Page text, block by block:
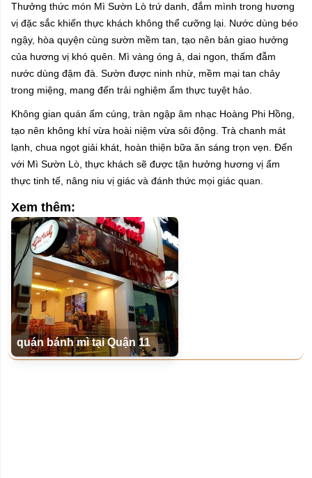
Thưởng thức món Mì Sườn Lò trứ danh, đắm mình trong hương
vị đặc sắc khiến thực khách không thể cưỡng lại. Nước dùng béo
ngậy, hòa quyện cùng sườn mềm tan, tạo nên bản giao hưởng
của hương vị khó quên. Mì vàng óng ả, dai ngon, thấm đẫm
nước dùng đậm đà. Sườn được ninh nhừ, mềm mại tan chảy
trong miệng, mang đến trải nghiệm ẩm thực tuyệt hảo.
Không gian quán ấm cúng, tràn ngập âm nhạc Hoàng Phi Hồng,
tạo nên không khí vừa hoài niệm vừa sôi động. Trà chanh mát
lạnh, chua ngọt giải khát, hoàn thiện bữa ăn sáng trọn vẹn. Đến
với Mì Sườn Lò, thực khách sẽ được tận hưởng hương vị ẩm
thực tinh tế, nâng niu vị giác và đánh thức mọi giác quan.
Xem thêm:
quán bánh mì tại Quận 11